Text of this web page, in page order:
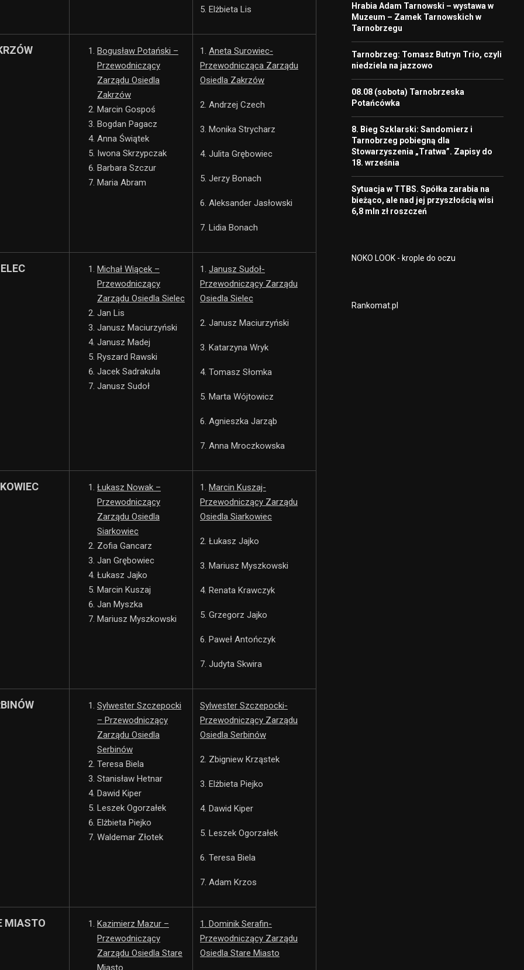
5. Elżbieta Lis
Bogusław Potański –
Przewodniczący
Zarządu Osiedla
Zakrzów
Marcin Gospoś
Bogdan Pagacz
Anna Świątek
Iwona Skrzypczak
Barbara Szczur
Maria Abram
1. Aneta Surowiec-
Przewodnicząca Zarządu
Osiedla Zakrzów
2. Andrzej Czech
3. Monika Strycharz
4. Julita Grębowiec
5. Jerzy Bonach
6. Aleksander Jasłowski
7. Lidia Bonach
Michał Wiącek –
Przewodniczący
Zarządu Osiedla Sielec
Jan Lis
Janusz Maciurzyński
Janusz Madej
Ryszard Rawski
Jacek Sadrakuła
Janusz Sudoł
1. Janusz Sudoł-
Przewodniczący Zarządu
Osiedla Sielec
2. Janusz Maciurzyński
3. Katarzyna Wryk
4. Tomasz Słomka
5. Marta Wójtowicz
6. Agnieszka Jarząb
7. Anna Mroczkowska
Łukasz Nowak –
Przewodniczący
Zarządu Osiedla
Siarkowiec
Zofia Gancarz
Jan Grębowiec
Łukasz Jajko
Marcin Kuszaj
Jan Myszka
Mariusz Myszkowski
1. Marcin Kuszaj-
Przewodniczący Zarządu
Osiedla Siarkowiec
2. Łukasz Jajko
3. Mariusz Myszkowski
4. Renata Krawczyk
5. Grzegorz Jajko
6. Paweł Antończyk
7. Judyta Skwira
Sylwester Szczepocki
– Przewodniczący
Zarządu Osiedla
Serbinów
Teresa Biela
Stanisław Hetnar
Dawid Kiper
Leszek Ogorzałek
Elżbieta Piejko
Waldemar Złotek
Sylwester Szczepocki-
Przewodniczący Zarządu
Osiedla Serbinów
2. Zbigniew Krząstek
3. Elżbieta Piejko
4. Dawid Kiper
5. Leszek Ogorzałek
6. Teresa Biela
7. Adam Krzos
MIASTO
Kazimierz Mazur –
Przewodniczący
Zarządu Osiedla Stare
Miasto
1. Dominik Serafin-
Przewodniczący Zarządu
Osiedla Stare Miasto
Hrabia Adam Tarnowski – wystawa w
Muzeum – Zamek Tarnowskich w
Tarnobrzegu
Tarnobrzeg: Tomasz Butryn Trio, czyli
niedziela na jazzowo
08.08 (sobota) Tarnobrzeska
Potańcówka
8. Bieg Szklarski: Sandomierz i
Tarnobrzeg pobiegną dla
Stowarzyszenia „Tratwa”. Zapisy do
18. września
Sytuacja w TTBS. Spółka zarabia na
bieżąco, ale nad jej przyszłością wisi
6,8 mln zł roszczeń
NOKO LOOK - krople do oczu
Rankomat.pl